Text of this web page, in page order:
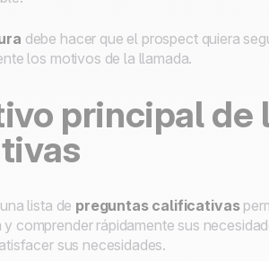
debe hacer que el prospectquiera
los motivos de la llamada.
principal de
lista de preguntas calificativas
comprender rápidamente sus
sus necesidades.